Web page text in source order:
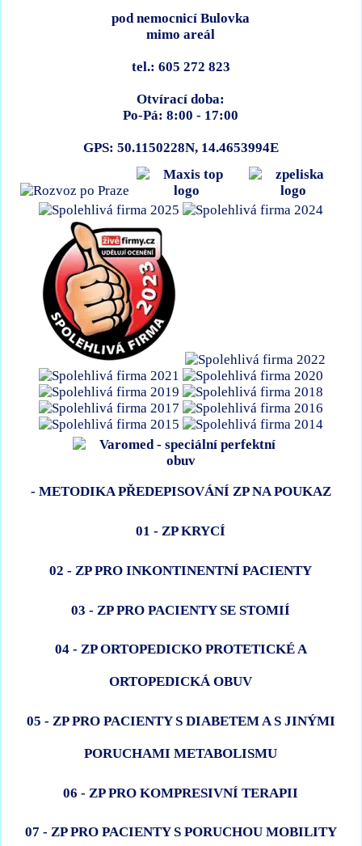
pod nemocnicí Bulovka
mimo areál
tel.: 605 272 823
Otvírací doba:
Po-Pá: 8:00 - 17:00
GPS: 50.1150228N, 14.4653994E
- METODIKA PŘEDEPISOVÁNÍ ZP NA POUKAZ
01 - ZP KRYCÍ
02 - ZP PRO INKONTINENTNÍ PACIENTY
03 - ZP PRO PACIENTY SE STOMIÍ
04 - ZP ORTOPEDICKO PROTETICKÉ A
ORTOPEDICKÁ OBUV
05 - ZP PRO PACIENTY S DIABETEM A S JINÝMI
PORUCHAMI METABOLISMU
06 - ZP PRO KOMPRESIVNÍ TERAPII
07 - ZP PRO PACIENTY S PORUCHOU MOBILITY